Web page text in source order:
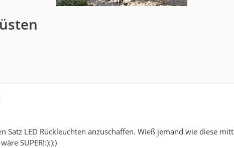
Satz LED Rückleuchten anzuschaffen. Wieß jemand wie diese
SUPER!:):):)